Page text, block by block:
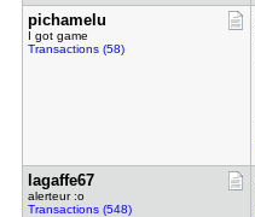
pichamelu
I got game
Transactions (58)
lagaffe67
alerteur :o
Transactions (548)